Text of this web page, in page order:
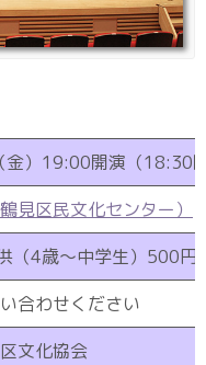
）19:00開演（18:30
見区民文化センター）
（4歳〜中学生）500円
合わせください
文化協会